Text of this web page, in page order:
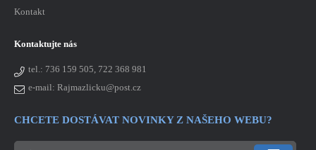
Kontakt
Kontaktujte nás
tel.: 736 159 505, 722 368 981
e-mail: Rajmazlicku@post.cz
CHCETE DOSTÁVAT NOVINKY Z NAŠEHO WEBU?